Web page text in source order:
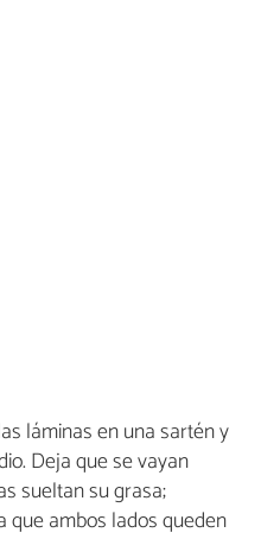
láminas en una sartén y
Deja que se vayan
sueltan su grasa;
ambos lados queden